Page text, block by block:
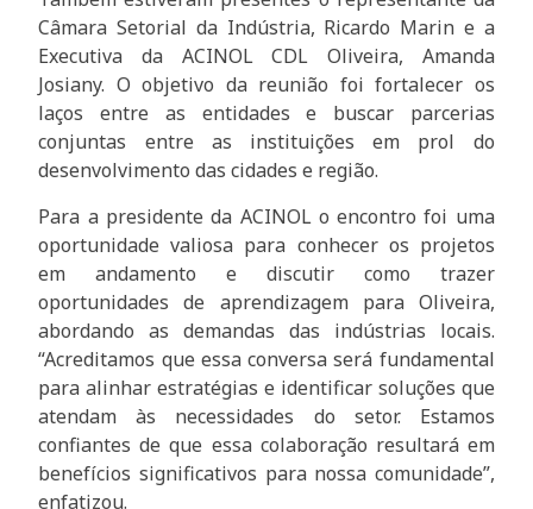
Câmara Setorial da Indústria, Ricardo Marin e a
Executiva da ACINOL CDL Oliveira, Amanda
Josiany. O objetivo da reunião foi fortalecer os
laços entre as entidades e buscar parcerias
conjuntas entre as instituições em prol do
desenvolvimento das cidades e região.
Para a presidente da ACINOL o encontro foi uma
oportunidade valiosa para conhecer os projetos
em andamento e discutir como trazer
oportunidades de aprendizagem para Oliveira,
abordando as demandas das indústrias locais.
“Acreditamos que essa conversa será fundamental
para alinhar estratégias e identificar soluções que
atendam às necessidades do setor. Estamos
confiantes de que essa colaboração resultará em
benefícios significativos para nossa comunidade”,
enfatizou.